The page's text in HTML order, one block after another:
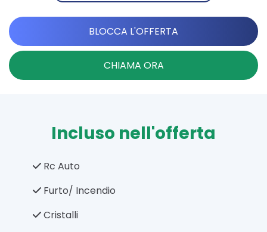
BLOCCA L'OFFERTA
CHIAMA ORA
Incluso nell'offerta
Rc Auto
Furto/ Incendio
Cristalli